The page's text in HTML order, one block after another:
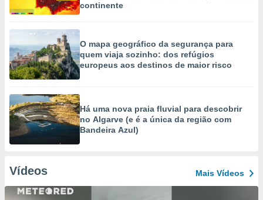
continente
O mapa geográfico da segurança para
quem viaja sozinho: dos refúgios
europeus aos destinos de maior risco
Há uma nova praia fluvial para descobrir
no Algarve (e é a única da região com
Bandeira Azul)
Vídeos Mais Vídeos